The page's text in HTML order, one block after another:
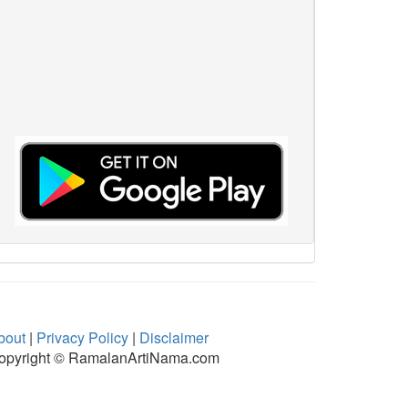
| Privacy Policy | Disclaimer
© RamalanArtiNama.com